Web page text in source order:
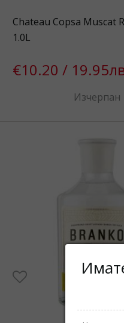
Chateau Copsa Muscat
1.0L
€10.20 /
Изчерпан